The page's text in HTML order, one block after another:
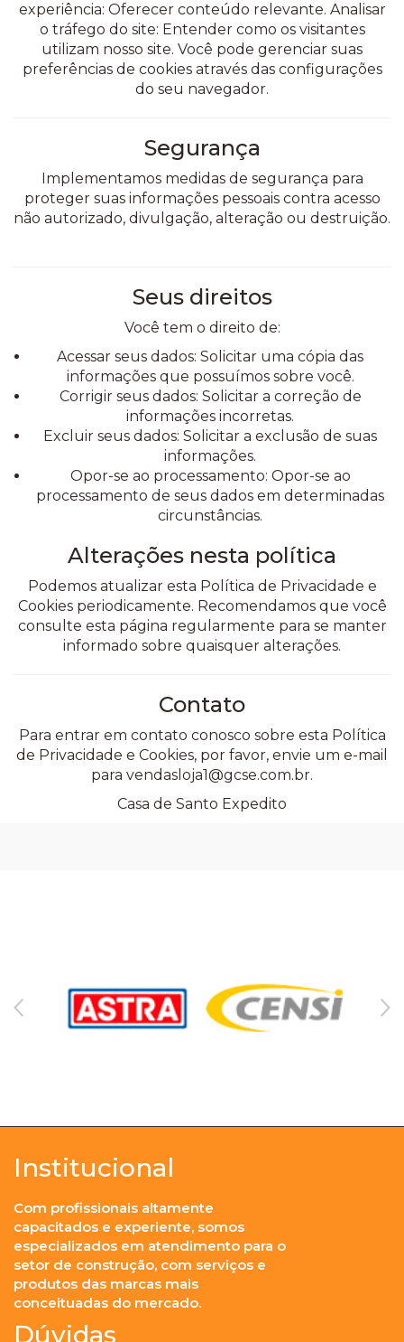
experiência: Oferecer conteúdo relevante. Analisar
o tráfego do site: Entender como os visitantes
utilizam nosso site. Você pode gerenciar suas
preferências de cookies através das configurações
do seu navegador.
Segurança
Implementamos medidas de segurança para
proteger suas informações pessoais contra acesso
não autorizado, divulgação, alteração ou destruição.
Seus direitos
Você tem o direito de:
Acessar seus dados: Solicitar uma cópia das
informações que possuímos sobre você.
Corrigir seus dados: Solicitar a correção de
informações incorretas.
Excluir seus dados: Solicitar a exclusão de suas
informações.
Opor-se ao processamento: Opor-se ao
processamento de seus dados em determinadas
circunstâncias.
Alterações nesta política
Podemos atualizar esta Política de Privacidade e
Cookies periodicamente. Recomendamos que você
consulte esta página regularmente para se manter
informado sobre quaisquer alterações.
Contato
Para entrar em contato conosco sobre esta Política
de Privacidade e Cookies, por favor, envie um e-mail
para vendasloja1@gcse.com.br.
Casa de Santo Expedito
Institucional
Com profissionais altamente
capacitados e experiente, somos
especializados em atendimento para o
setor de construção, com serviços e
produtos das marcas mais
conceituadas do mercado.
Dúvidas